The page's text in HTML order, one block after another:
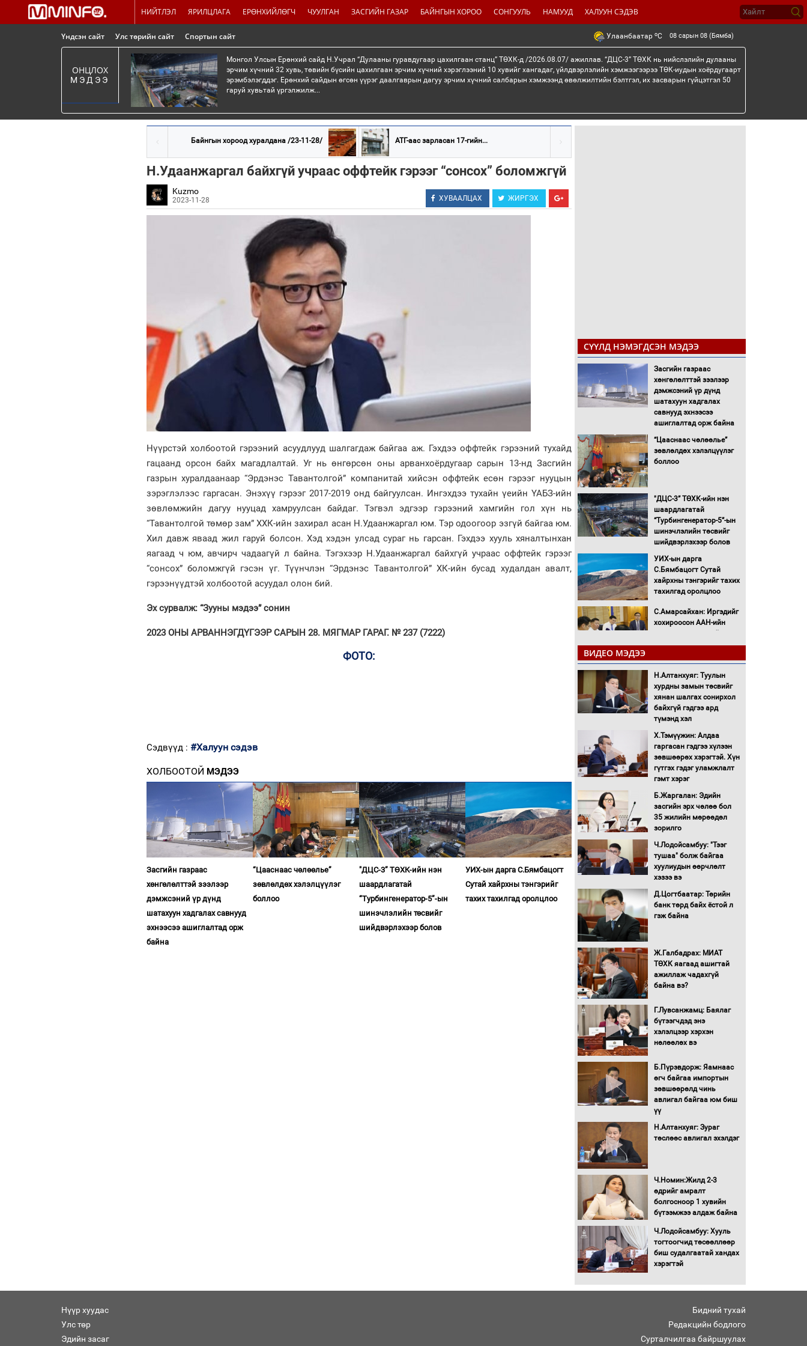
НИЙТЛЭЛ ЯРИЛЦЛАГА ЕРӨНХИЙЛӨГЧ ЧУУЛГАН ЗАСГИЙН ГАЗАР БАЙНГЫН ХОРОО СОНГУУЛЬ НАМУУД ХАЛУУН СЭДЭВ
Үндсэн сайт Улс төрийн сайт Спортын сайт Улаанбаатар oC 08 сарын 08 (Бямба)
ОНЦЛОХ
МЭДЭЭ
Монгол Улсын Ерөнхий сайд Н.Учрал “Дулааны гуравдугаар цахилгаан станц” ТӨХК-д /2026.08.07/ ажиллав. “ДЦС-3” ТӨХК нь нийслэлийн дулааны
эрчим хүчний 32 хувь, төвийн бүсийн цахилгаан эрчим хүчний хэрэглээний 10 хувийг хангадаг, үйлдвэрлэлийн хэмжээгээрээ ТӨК-иудын хоёрдугаарт
эрэмбэлэгддэг. Ерөнхий сайдын өгсөн үүрэг даалгаврын дагуу эрчим хүчний салбарын хэмжээнд өвөлжилтийн бэлтгэл, их засварын гүйцэтгэл 50
гаруй хувьтай үргэлжилж...
Байнгын хороод хуралдана /23-11-28/ АТГ-аас зарласан 17-гийн...
Н.Удаанжаргал байхгүй учраас оффтейк гэрээг “сонсох” боломжгүй
Kuzmo
2023-11-28 ХУВААЛЦАХ ЖИРГЭХ
Нүүрстэй холбоотой гэрээний асуудлууд шалгагдаж байгаа аж. Гэхдээ оффтейк гэрээний тухайд
гацаанд орсон байх магадлалтай. Уг нь өнгөрсөн оны арванхоёрдугаар сарын 13-нд Засгийн
газрын хуралдаанаар “Эрдэнэс Тавантолгой” компанитай хийсэн оффтейк есөн гэрээг нууцын
зэрэглэлээс гаргасан. Энэхүү гэрээг 2017-2019 онд байгуулсан. Ингэхдээ тухайн үеийн ҮАБЗ-ийн
зөвлөмжийн дагуу нууцад хамруулсан байдаг. Тэгвэл эдгээр гэрээний хамгийн гол хүн нь
“Тавантолгой төмөр зам” ХХК-ийн захирал асан Н.Удаанжаргал юм. Тэр одоогоор эзгүй байгаа юм.
Хил давж яваад жил гаруй болсон. Хэд хэдэн улсад сураг нь гарсан. Гэхдээ хууль хяналтынхан
яагаад ч юм, авчирч чадаагүй л байна. Тэгэхээр Н.Удаанжаргал байхгүй учраас оффтейк гэрээг
“сонсох” боломжгүй гэсэн үг. Түүнчлэн “Эрдэнэс Тавантолгой” ХК-ийн бусад худалдан авалт,
гэрээнүүдтэй холбоотой асуудал олон бий.
Эх сурвалж: “Зууны мэдээ” сонин
2023 ОНЫ АРВАННЭГДҮГЭЭР САРЫН 28. МЯГМАР ГАРАГ. № 237 (7222)
ФОТО:
Сэдвүүд : #Халуун сэдэв
ХОЛБООТОЙ МЭДЭЭ
Засгийн газраас
хөнгөлөлттэй зээлээр
дэмжсэний үр дүнд
шатахуун хадгалах савнууд
эхнээсээ ашиглалтад орж
байна
“Цааснаас чөлөөлье”
зөвлөлдөх хэлэлцүүлэг
боллоо
"ДЦС-3” ТӨХК-ийн нэн
шаардлагатай
“Турбингенератор-5”-ын
шинэчлэлийн төсвийг
шийдвэрлэхээр болов
УИХ-ын дарга С.Бямбацогт
Сутай хайрхны тэнгэрийг
тахих тахилгад оролцлоо
СҮҮЛД НЭМЭГДСЭН МЭДЭЭ
Засгийн газраас
хөнгөлөлттэй зээлээр
дэмжсэний үр дүнд
шатахуун хадгалах
савнууд эхнээсээ
ашиглалтад орж байна
“Цааснаас чөлөөлье”
зөвлөлдөх хэлэлцүүлэг
боллоо
"ДЦС-3” ТӨХК-ийн нэн
шаардлагатай
“Турбингенератор-5”-ын
шинэчлэлийн төсвийг
шийдвэрлэхээр болов
УИХ-ын дарга
С.Бямбацогт Сутай
хайрхны тэнгэрийг тахих
тахилгад оролцлоо
С.Амарсайхан: Иргэдийг
хохироосон ААН-ийн
нуугтмал хөрөнгийг
битүүмжлэнэ
Н.Номтойбаяр:
Аймгуудад тулгамдаж
буй асуудлуудыг
Засгийн газрын
хуралдаанд танилцуулж,
шийдвэрлүүлнэ
С.Бямбацогт Зүүн Азийн
эрэгтэйчүүдийн
волейболын тэмцээнд
оролцож байгаа баг
тамирчдад амжилт
Автобензин, дизель
түлшний онцгой албан
татварыг тэглэлээ
Санхүүгийн хэмнэлтийн
горимд эрүүл мэндийн
салбар хамаарахгүй
Нөөцийн махны
худалдаа, борлуулалтыг
Монгол Улс “COP17”-д
“Тал хээрийн
төлөвлөгөө”-гөө
танилцуулна
үүсвэрээс худалдан авах
журмыг баталлаа
горимд шилжиж, найр
наадам, зөвлөгөөн,
гадаад томилолтыг
хориглолоо
Сайд нар төсвөө хэрхэн
зарцуулах вэ?
хуралдаан болж байна
Автомашинд улсын
сондгойгоор шатахуун
олгоно
Бага орлоготой
Хөшөө бүтсэн түүхийг
өгүүлэх 7 баримт
ВИДЕО МЭДЭЭ
Н.Алтанхуяг: Туулын
хурдны замын төсвийг
хянан шалгах сонирхол
байхгүй гэдгээ ард
түмэнд хэл
Х.Тэмүүжин: Алдаа
гаргасан гэдгээ хүлээн
зөвшөөрөх хэрэгтэй. Хүн
гүтгэх гэдэг уламжлалт
гэмт хэрэг
Б.Жаргалан: Эдийн
засгийн эрх чөлөө бол
35 жилийн мөрөөдөл
зорилго
Ч.Лодойсамбуу: "Тээг
тушаа" болж байгаа
хуулиудын өөрчлөлт
хэзээ вэ
Д.Цогтбаатар: Төрийн
банк төрд байх ёстой л
гэж байна
Ж.Галбадрах: МИАТ
ТӨХК яагаад ашигтай
ажиллаж чадахгүй
байна вэ?
Г.Лувсанжамц: Баялаг
бүтээгчдэд энэ
хэлэлцээр хэрхэн
нөлөөлөх вэ
Б.Пүрэвдорж: Яамнаас
өгч байгаа импортын
зөвшөөрөлд чинь
авлигал байгаа юм биш
үү
Н.Алтанхуяг: Зураг
төслөөс авлигал эхэлдэг
Ч.Номин:Жилд 2-3
өдрийг амралт
болгосноор 1 хувийн
бүтээмжээ алдаж байна
Ч.Лодойсамбуу: Хууль
тогтоогчид төсөөллөөр
биш судалгаатай хандах
хэрэгтэй
Нүүр хуудас
Улс төр
Эдийн засаг
Бидний тухай
Редакцийн бодлого
Сурталчилгаа байршуулах